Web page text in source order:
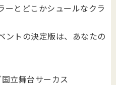
ーとどこかシュールなクラ
ントの決定版は、あなたの
立舞台サーカス